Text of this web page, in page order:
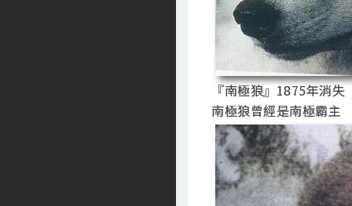
『南極狼』1875年消失
南極狼曾經是南極霸主